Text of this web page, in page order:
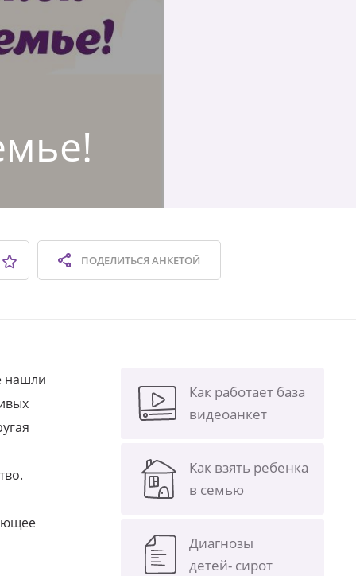
ПОДЕЛИТЬСЯАНКЕТОЙ
нашли
Как работает база
видеоанкет
Как взять ребенка
в семью
Диагнозы
детей- сирот